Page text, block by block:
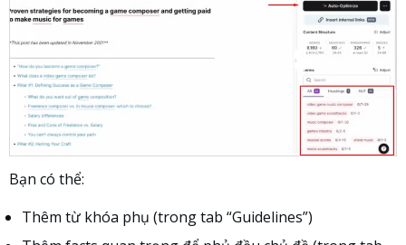
Bạn có thể:
Thêm từ khóa phụ (trong tab “Guidelines”)